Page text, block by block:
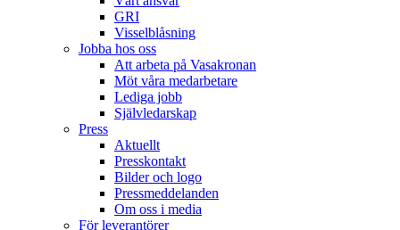
GRI
Visselblåsning
Jobba hos oss
Att arbeta på Vasakronan
Möt våra medarbetare
Lediga jobb
Självledarskap
Press
Aktuellt
Presskontakt
Bilder och logo
Pressmeddelanden
Om oss i media
För leverantörer